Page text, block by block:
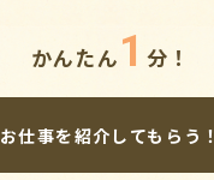
かんたん 1 分！
お仕事を紹介してもらう！